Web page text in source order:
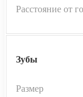
Расстояние от
Зубы
Размер